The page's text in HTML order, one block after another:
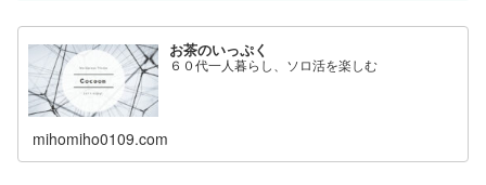
お茶のいっぷく
６０代一人暮らし、ソロ活を楽しむ
mihomiho0109.com